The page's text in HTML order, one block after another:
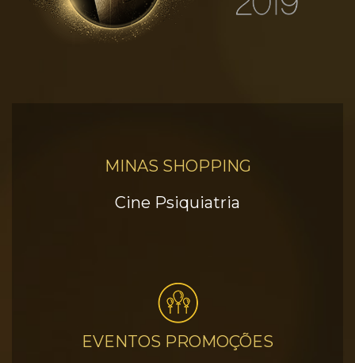
MINAS SHOPPING
Cine Psiquiatria
EVENTOS PROMOÇÕES